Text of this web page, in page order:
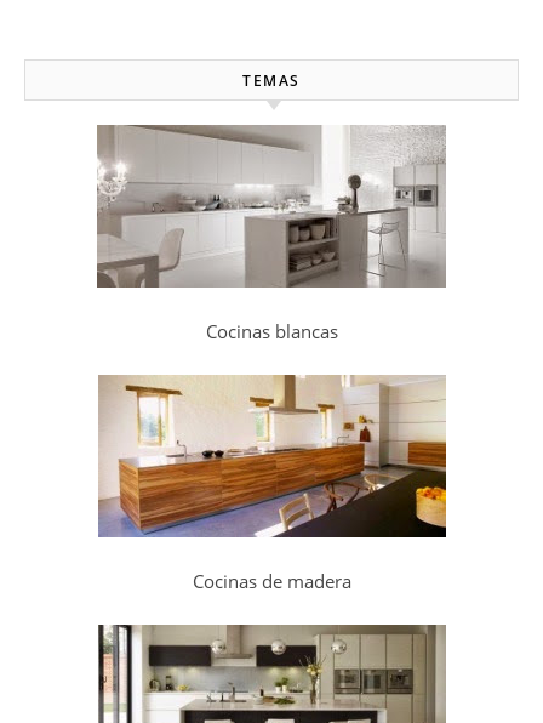
TEMAS
Cocinas blancas
Cocinas de madera